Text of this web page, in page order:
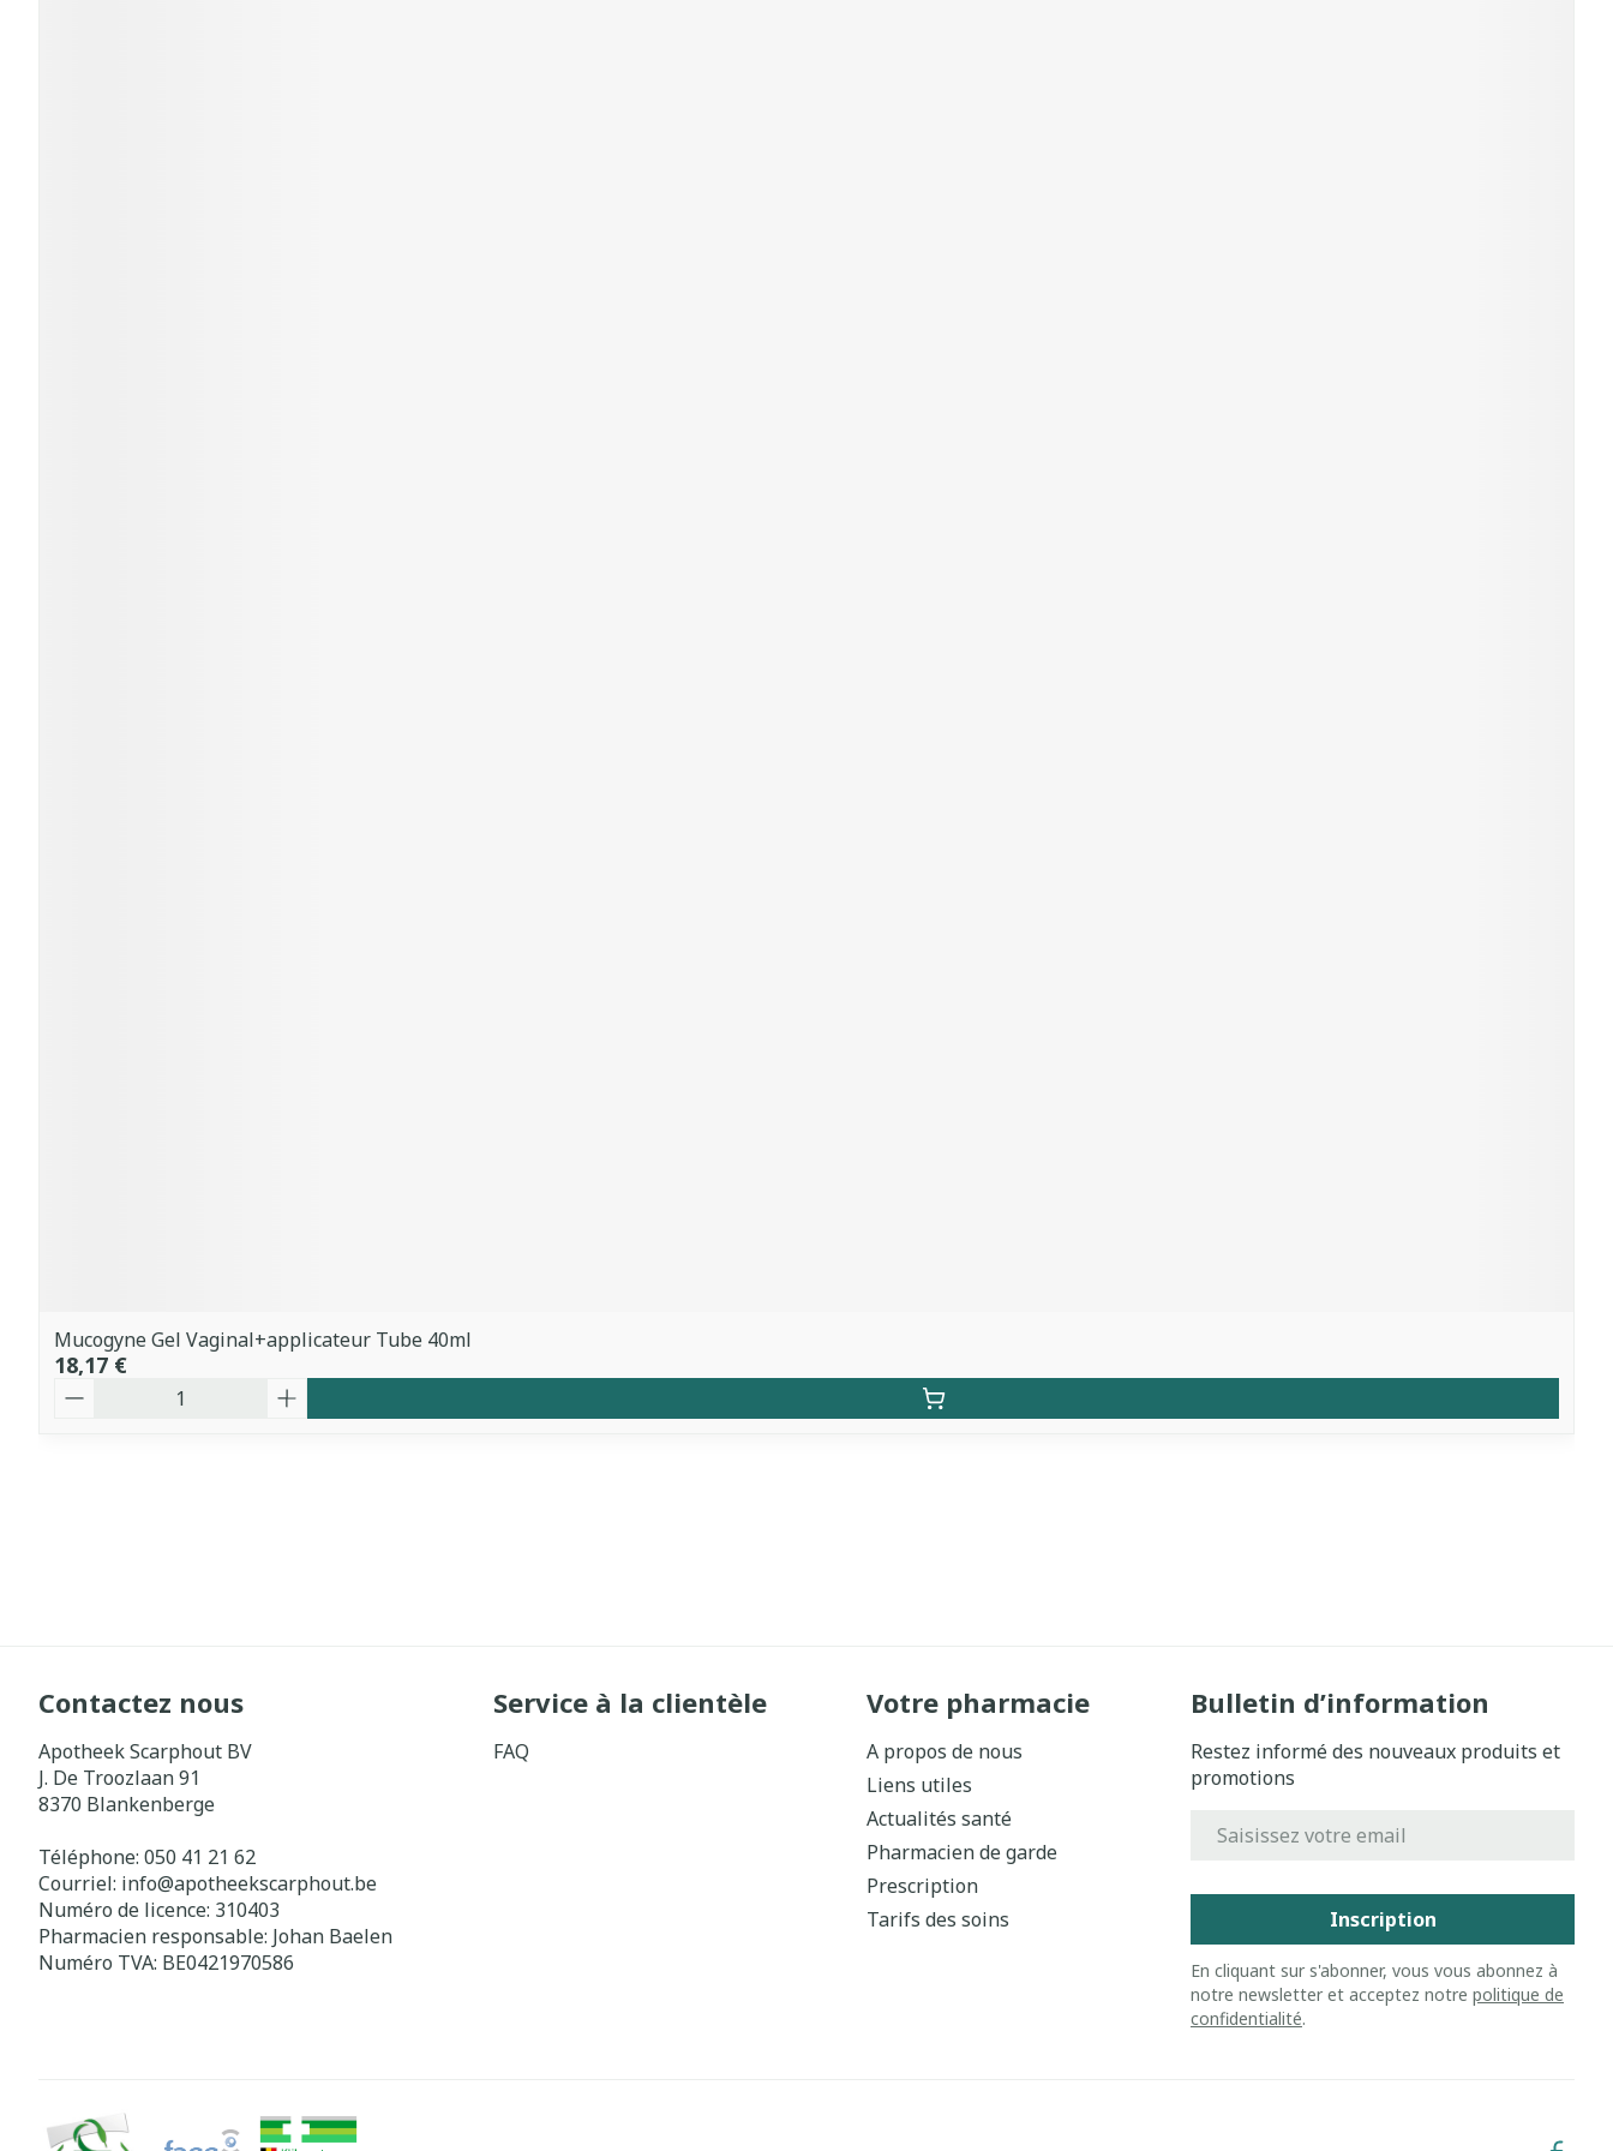
Mucogyne Gel Vaginal+applicateur Tube 40ml
18,17 €
Contactez nous
Apotheek Scarphout BV
J. De Troozlaan 91
8370 Blankenberge
Téléphone: 050 41 21 62
Courriel: info@apotheekscarphout.be
Numéro de licence: 310403
Pharmacien responsable: Johan Baelen
Numéro TVA: BE0421970586
Service à la clientèle
FAQ
Votre pharmacie
A propos de nous
Liens utiles
Actualités santé
Pharmacien de garde
Prescription
Tarifs des soins
Bulletin d’information
Restez informé des nouveaux produits et
promotions
Inscription
En cliquant sur s'abonner, vous vous abonnez à
notre newsletter et acceptez notrepolitique de
confidentialité.